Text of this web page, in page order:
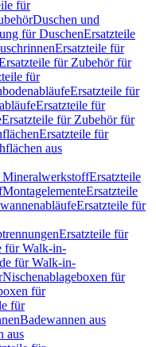
für
Duschen und
für DuschenErsatzteile
Ersatzteile für
für Zubehör für
für
Ersatzteile für
Ersatzteile für
Ersatzteile für Zubehör für
Ersatzteile für
aus
MineralwerkstoffErsatzteile
MontagelementeErsatzteile
Ersatzteile für
Ersatzteile für
für Walk-in-
für Walk-in-
Nischenablageboxen für
für
für
Badewannen aus
aus